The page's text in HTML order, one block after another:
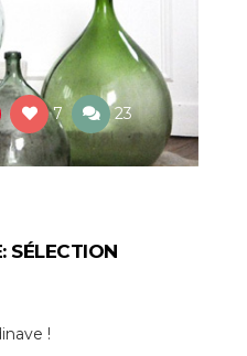
7 23
SÉLECTION
!